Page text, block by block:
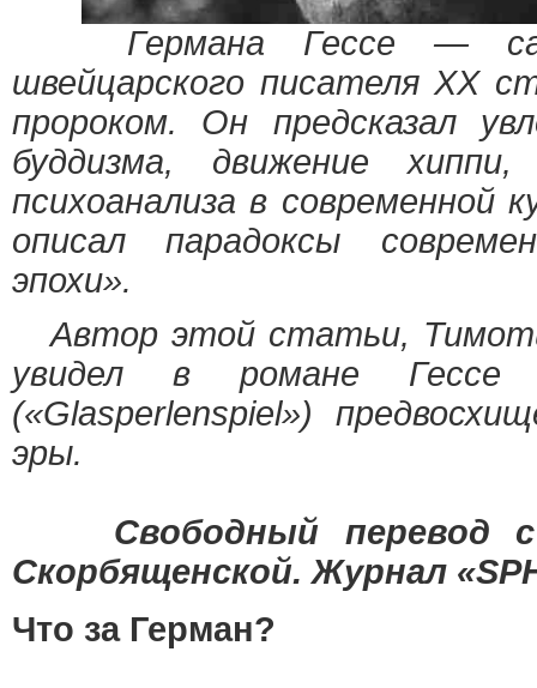
Германа Гессе —
швейцарского писателя ХХ
пророком. Он предсказал
буддизма, движение
психоанализа в современной
описал парадоксы
эпохи».
Автор этой статьи,
увидел в романе
(«Glasperlenspiel»)
эры.
Свободный перевод с
Скорбященской. Журнал
Что за Герман?